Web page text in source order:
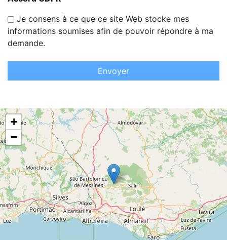
Je consens à ce que ce site Web stocke mes
informations soumises afin de pouvoir répondre à ma
demande.
Envoyer
+
−